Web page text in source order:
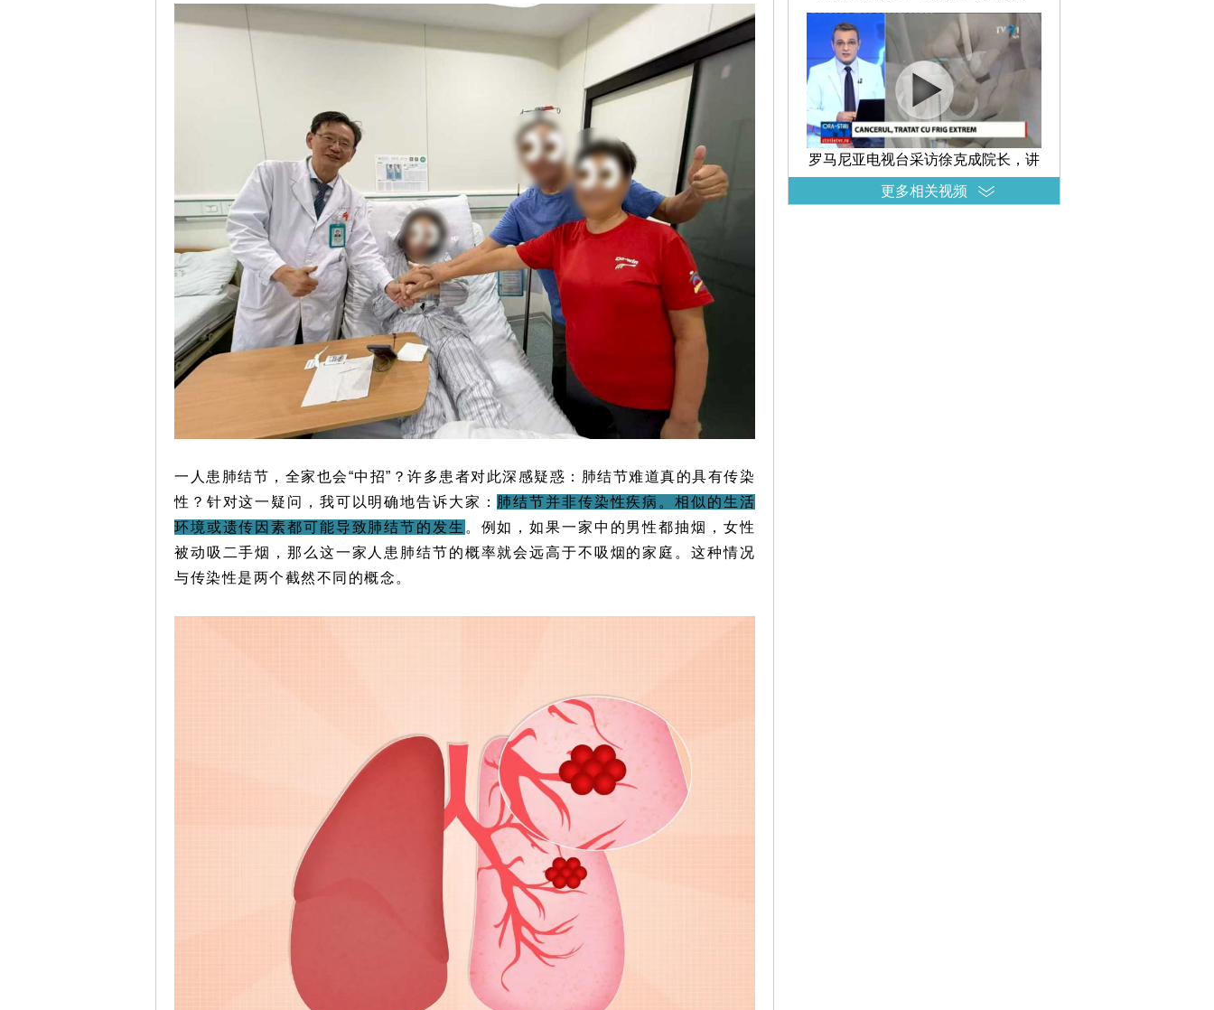
一人患肺结节，全家也会“中招”？许多患者对此深感疑惑：肺结节难道真的具有传染
性？针对这一疑问，我可以明确地告诉大家： 肺结节并非传染性疾病。相似的生活
环境或遗传因素都可能导致肺结节的发生 。例如，如果一家中的男性都抽烟，女性
被动吸二手烟，那么这一家人患肺结节的概率就会远高于不吸烟的家庭。这种情况
与传染性是两个截然不同的概念。
罗马尼亚电视台采访徐克成院长，讲
述冷冻消瘤减瘤在治疗癌症中的
更多相关视频